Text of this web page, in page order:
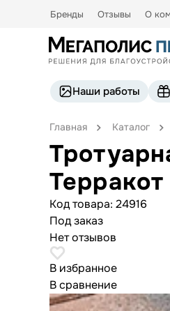
Бренды Отзывы О
Наши работы
Главная Каталог
Терракот
Код товара: 24916
Под заказ
Нет отзывов
В избранное
В сравнение